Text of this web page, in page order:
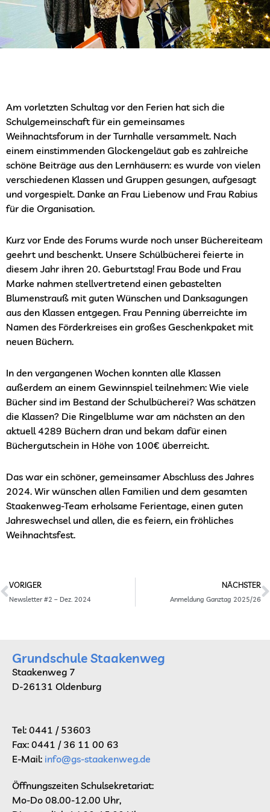
Am vorletzten Schultag vor den Ferien hat sich die
Schulgemeinschaft für ein gemeinsames
Weihnachtsforum in der Turnhalle versammelt. Nach
einem einstimmenden Glockengeläut gab es zahlreiche
schöne Beiträge aus den Lernhäusern: es wurde von vielen
verschiedenen Klassen und Gruppen gesungen, aufgesagt
und vorgespielt. Danke an Frau Liebenow und Frau Rabius
für die Organisation.
Kurz vor Ende des Forums wurde noch unser Büchereiteam
geehrt und beschenkt. Unsere Schülbücherei feierte in
diesem Jahr ihren 20. Geburtstag! Frau Bode und Frau
Marke nahmen stellvertretend einen gebastelten
Blumenstrauß mit guten Wünschen und Danksagungen
aus den Klassen entgegen. Frau Penning überreichte im
Namen des Förderkreises ein großes Geschenkpaket mit
neuen Büchern.
In den vergangenen Wochen konnten alle Klassen
außerdem an einem Gewinnspiel teilnehmen: Wie viele
Bücher sind im Bestand der Schulbücherei? Was schätzen
die Klassen? Die Ringelblume war am nächsten an den
aktuell 4289 Büchern dran und bekam dafür einen
Büchergutschein in Höhe von 100€ überreicht.
Das war ein schöner, gemeinsamer Abschluss des Jahres
2024. Wir wünschen allen Familien und dem gesamten
Staakenweg-Team erholsame Ferientage, einen guten
Jahreswechsel und allen, die es feiern, ein fröhliches
Weihnachtsfest.
Prev
VORIGER
Newsletter #2 – Dez. 2024
NÄCHSTER
Anmeldung Ganztag 2025/26
Grundschule Staakenweg
Staakenweg 7
D-26131 Oldenburg
Tel: 0441 / 53603
Fax: 0441 / 36 11 00 63
E-Mail: info@gs-staakenweg.de
Öffnungszeiten Schulsekretariat:
Mo-Do 08.00-12.00 Uhr,